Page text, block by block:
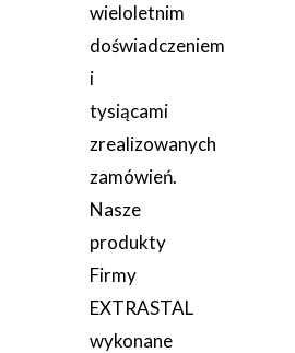
wieloletnim
doświadczeniem
i
tysiącami
zrealizowanych
zamówień.
Nasze
produkty
Firmy
EXTRASTAL
wykonane